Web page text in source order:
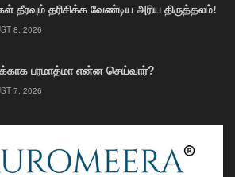
தீரவும் தரிசிக்க வேண்டிய அரிய திருத்தலம்!
8, 2026
பரமாத்மா என்ன செய்வார்?
7, 2026